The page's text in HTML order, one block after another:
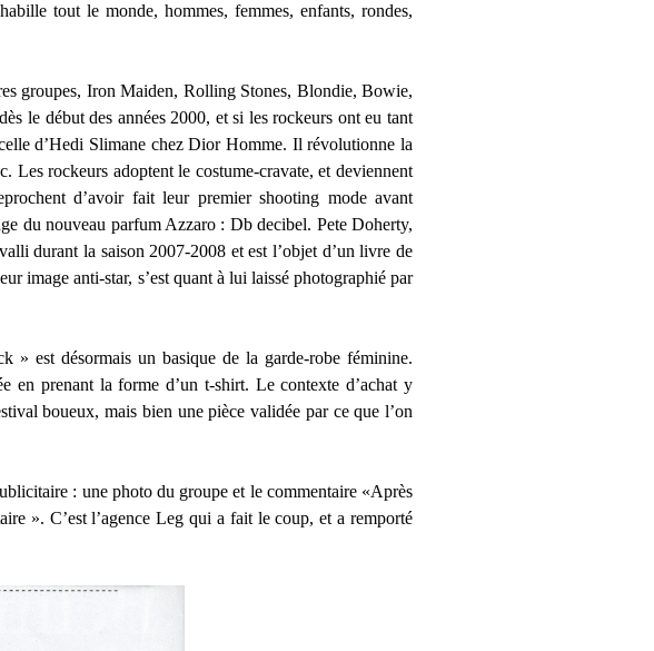
tout le monde, hommes, femmes, enfants, rondes,
groupes, Iron Maiden, Rolling Stones, Blondie, Bowie,
le début des années 2000, et si les rockeurs ont eu tant
d’Hedi Slimane chez Dior Homme. Il révolutionne la
Les rockeurs adoptent le costume-cravate, et deviennent
d’avoir fait leur premier shooting mode avant
du nouveau parfum Azzaro : Db decibel. Pete Doherty,
durant la saison 2007-2008 et est l’objet d’un livre de
image anti-star, s’est quant à lui laissé photographié par
» est désormais un basique de la garde-robe féminine.
en prenant la forme d’un t-shirt. Le contexte d’achat y
boueux, mais bien une pièce validée par ce que l’on
: une photo du groupe et le commentaire «Après
». C’est l’agence Leg qui a fait le coup, et a remporté